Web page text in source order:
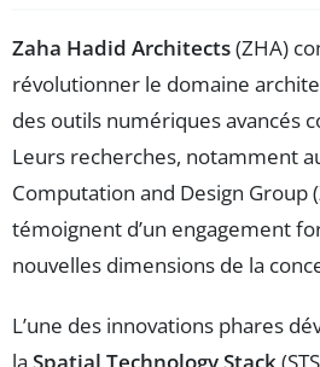
Zaha Hadid Architects(ZHA)
révolutionner le domaine
des outils numériques avancés
Leurs recherches, notamment
Computation and Design Group
témoignent d’un engagement
nouvelles dimensions de la
L’une des innovations phares